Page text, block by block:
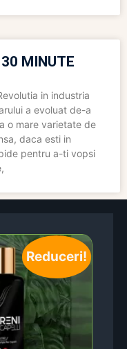
MINUTE
in industria
a evoluat de-a
o mare varietate de
daca esti in
pentru a-ti vopsi
Reduceri!